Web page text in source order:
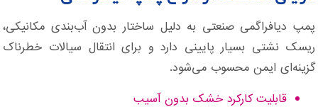
پمپ دیافراگمی صنعتی به دلیل ساختار بدون آب‌بندی مکانیکی،
ریسک نشتی بسیار پایینی دارد و برای انتقال سیالات خطرناک
گزینه‌ای ایمن محسوب می‌شود.
قابلیت کارکرد خشک بدون آسیب